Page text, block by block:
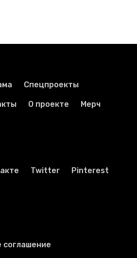
Спецпроекты
О проекте Мерч
Twitter Pinterest
соглашение